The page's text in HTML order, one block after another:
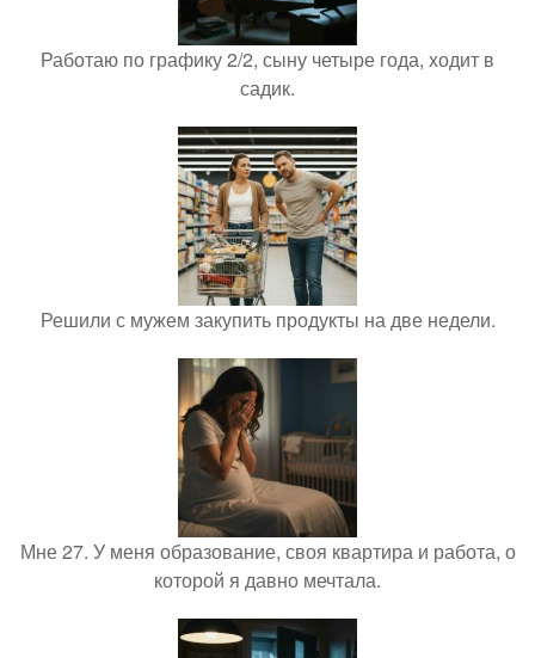
Работаю по графику 2/2, сыну четыре года, ходит в
садик.
Решили с мужем закупить продукты на две недели.
Мне 27. У меня образование, своя квартира и работа, о
которой я давно мечтала.